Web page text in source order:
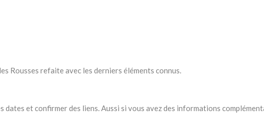
Rousses refaite avec les derniers éléments connus.
dates et confirmer des liens. Aussi si vous avez des informations